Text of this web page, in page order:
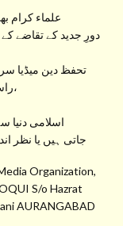
علماء
دورِ جدید کے تقاضے
تحفظ دین میڈیا
راسخ العقیدہ علماء کرام کے بیانات، خطبات و تقاریر،
اسلامی دنیا
جاتی ہیں یا نظر
Organization,
S/o Hazrat
AURANGABAD